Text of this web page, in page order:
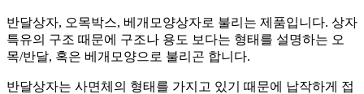
반달상자, 오목박스, 베개모양상자로 불리는 제품입니다. 상자
특유의 구조 때문에 구조나 용도 보다는 형태를 설명하는 오
목/반달, 혹은 베개모양으로 불리곤 합니다.
반달상자는 사면체의 형태를 가지고 있기 때문에 납작하게 접